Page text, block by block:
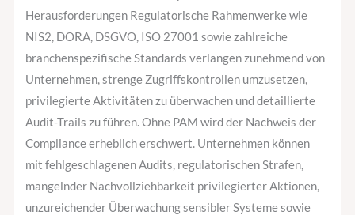
Herausforderungen Regulatorische Rahmenwerke wie
NIS2, DORA, DSGVO, ISO 27001 sowie zahlreiche
branchenspezifische Standards verlangen zunehmend von
Unternehmen, strenge Zugriffskontrollen umzusetzen,
privilegierte Aktivitäten zu überwachen und detaillierte
Audit-Trails zu führen. Ohne PAM wird der Nachweis der
Compliance erheblich erschwert. Unternehmen können
mit fehlgeschlagenen Audits, regulatorischen Strafen,
mangelnder Nachvollziehbarkeit privilegierter Aktionen,
unzureichender Überwachung sensibler Systeme sowie